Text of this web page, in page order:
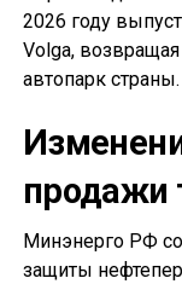
2026 году
Volga,
автопарк страны.
продажи
Минэнерго РФ
защиты